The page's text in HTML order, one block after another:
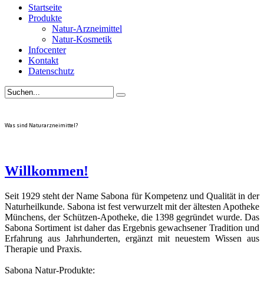
Startseite
Produkte
Natur-Arzneimittel
Natur-Kosmetik
Infocenter
Kontakt
Datenschutz
Was sind Naturarzneimittel?
Willkommen!
Seit 1929 steht der Name Sabona für Kompetenz und Qualität in der
Naturheilkunde. Sabona ist fest verwurzelt mit der ältesten Apotheke
Münchens, der Schützen-Apotheke, die 1398 gegründet wurde. Das
Sabona Sortiment ist daher das Ergebnis gewachsener Tradition und
Erfahrung aus Jahrhunderten, ergänzt mit neuestem Wissen aus
Therapie und Praxis.
Sabona Natur-Produkte: